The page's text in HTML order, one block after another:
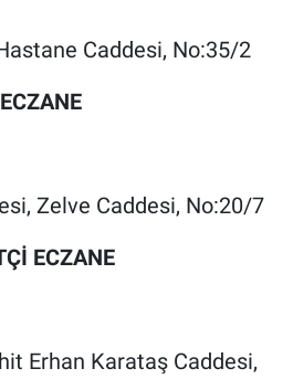
Caddesi, No:35/2
Zelve Caddesi, No:20/7
ECZANE
Erhan Karataş Caddesi,